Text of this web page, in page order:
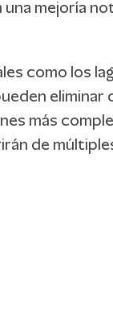
mejoría
como los
eliminar
más
de